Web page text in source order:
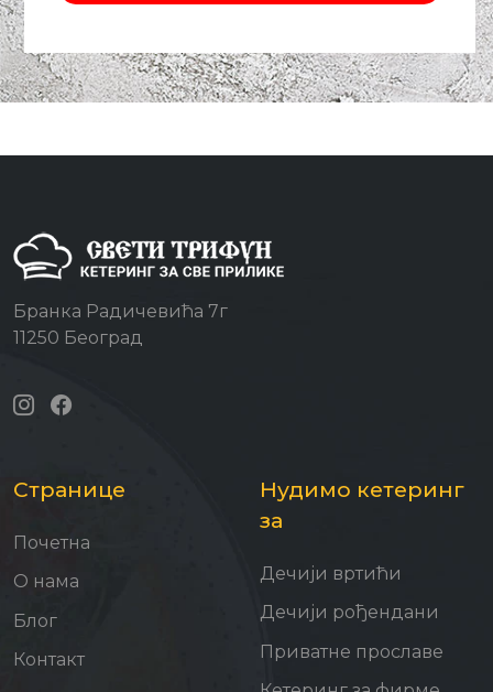
Бранка Радичевића 7г
11250 Београд
Странице
Почетна
О нама
Блог
Контакт
Нудимо кетеринг
за
Дечији вртићи
Дечији рођендани
Приватне прославе